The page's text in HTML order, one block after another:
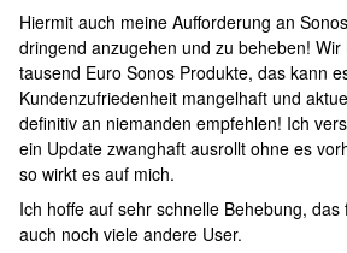
Hiermit auch meine Aufforderung an
dringend anzugehen und zu beheben!
tausend Euro Sonos Produkte, das kann
Kundenzufriedenheit mangelhaft und
definitiv an niemanden empfehlen! Ich
ein Update zwanghaft ausrollt ohne es
so wirkt es auf mich.
Ich hoffe auf sehr schnelle Behebung,
auch noch viele andere User.